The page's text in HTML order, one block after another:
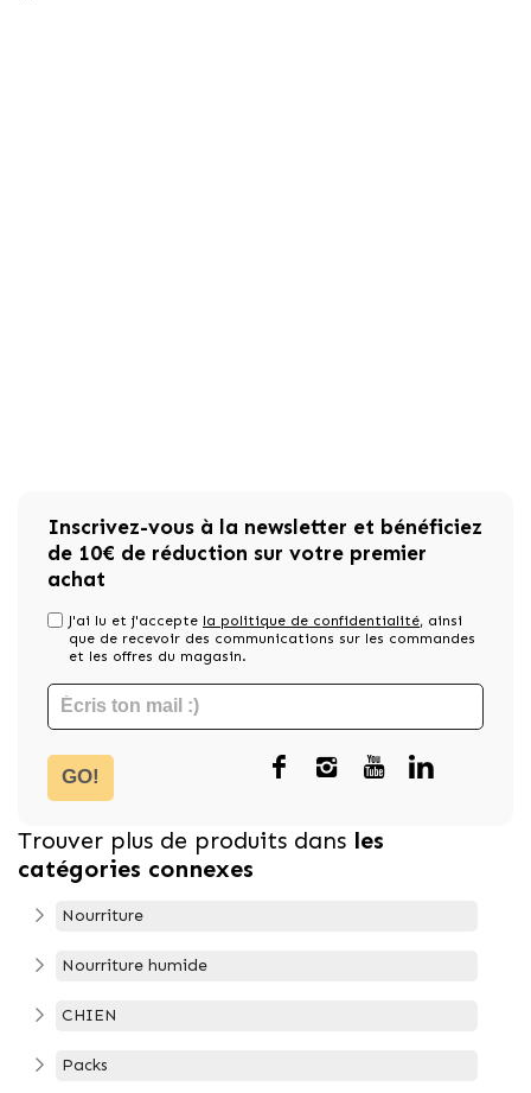
Inscrivez-vous à la newsletter et bénéficiez
de 10€ de réduction sur votre premier
achat
J'ai lu et j'accepte la politique de confidentialité, ainsi
que de recevoir des communications sur les commandes
et les offres du magasin.
GO!
Trouver plus de produits dans les
catégories connexes
Nourriture
Nourriture humide
CHIEN
Packs